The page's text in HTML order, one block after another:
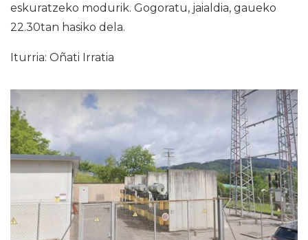
eskuratzeko modurik. Gogoratu, jaialdia, gaueko
22.30tan hasiko dela.
Iturria: Oñati Irratia